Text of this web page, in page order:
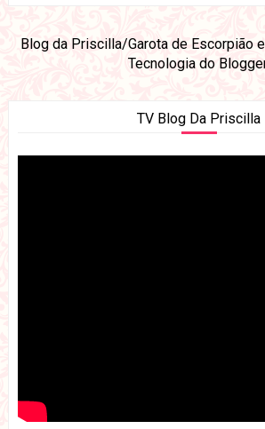
Blog da Priscilla/Garota de Escorpião
Tecnologia do
TV Blog Da Priscilla